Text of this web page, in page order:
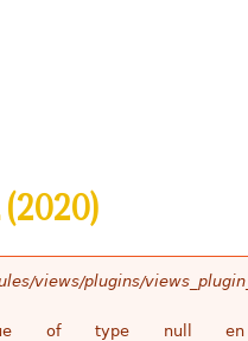
views/plugins/
of type null